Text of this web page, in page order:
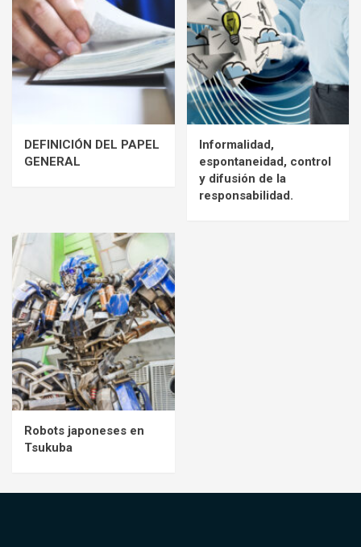
DEFINICIÓN DEL PAPEL
GENERAL
Informalidad,
espontaneidad, control
y difusión de la
responsabilidad.
Robots japoneses en
Tsukuba